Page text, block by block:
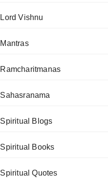
Lord Vishnu
Mantras
Ramcharitmanas
Sahasranama
Spiritual Blogs
Spiritual Books
Spiritual Quotes